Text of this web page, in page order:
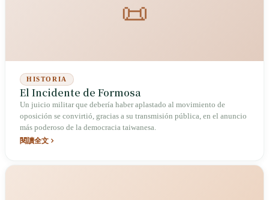
📜
HISTORIA
El Incidente de Formosa
Un juicio militar que debería haber aplastado al movimiento de
oposición se convirtió, gracias a su transmisión pública, en el anuncio
más poderoso de la democracia taiwanesa.
閱讀全文